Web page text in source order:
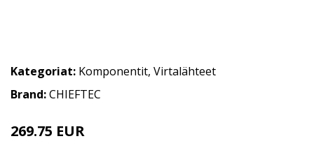
Kategoriat: Komponentit, Virtalähteet
Brand:CHIEFTEC
269.75 EUR